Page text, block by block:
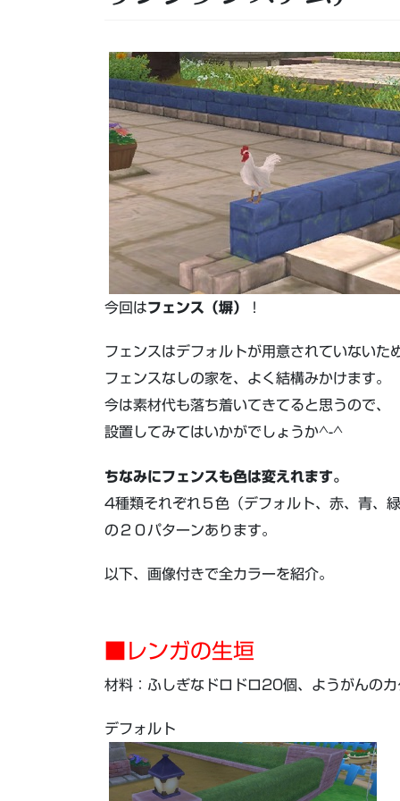
今回はフェンス（塀） ！
フェンスはデフォルトが用意されていないた
フェンスなしの家を、よく結構みかけます。
今は素材代も落ち着いてきてると思うので、
設置してみてはいかがでしょうか^-^
ちなみにフェンスも色は変えれます。
4種類それぞれ５色（デフォルト、赤、青、
の２０パターンあります。
以下、画像付きで全カラーを紹介。
■レンガの生垣
材料：ふしぎなドロドロ20個、ようがんの
デフォルト